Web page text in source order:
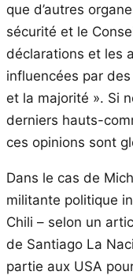
que d’autres
sécurité et le
déclarations et les
influencées par
et la majorité ». Si
derniers hauts-
ces opinions sont
Dans le cas de
militante politique
Chili – selon un
de Santiago La
partie aux USA